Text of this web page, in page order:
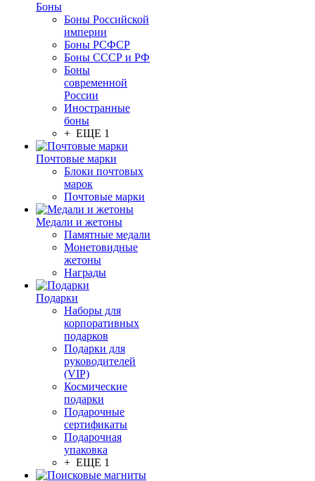
Боны
Боны Российской
империи
Боны РСФСР
Боны СССР и РФ
Боны
современной
России
Иностранные
боны
+ ЕЩЕ 1
Почтовые марки
Блоки почтовых
марок
Почтовые марки
Медали и жетоны
Памятные медали
Монетовидные
жетоны
Награды
Подарки
Наборы для
корпоративных
подарков
Подарки для
руководителей
(VIP)
Космические
подарки
Подарочные
сертификаты
Подарочная
упаковка
+ ЕЩЕ 1